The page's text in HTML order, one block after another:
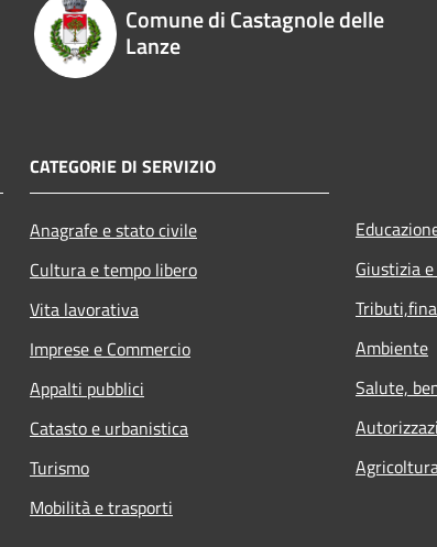
Comune di Castagnole delle
Lanze
CATEGORIE DI SERVIZIO
Anagrafe e stato civile
Cultura e tempo libero
Vita lavorativa
Imprese e Commercio
Appalti pubblici
Catasto e urbanistica
Turismo
Mobilità e trasporti
Giustizia
Ambiente
Salute,